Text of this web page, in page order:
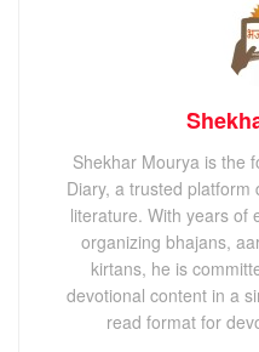
Shekhar Mourya is the
Diary, a trusted platform
literature. With years of
organizing bhajans,
kirtans, he is
devotional content in a
read format for